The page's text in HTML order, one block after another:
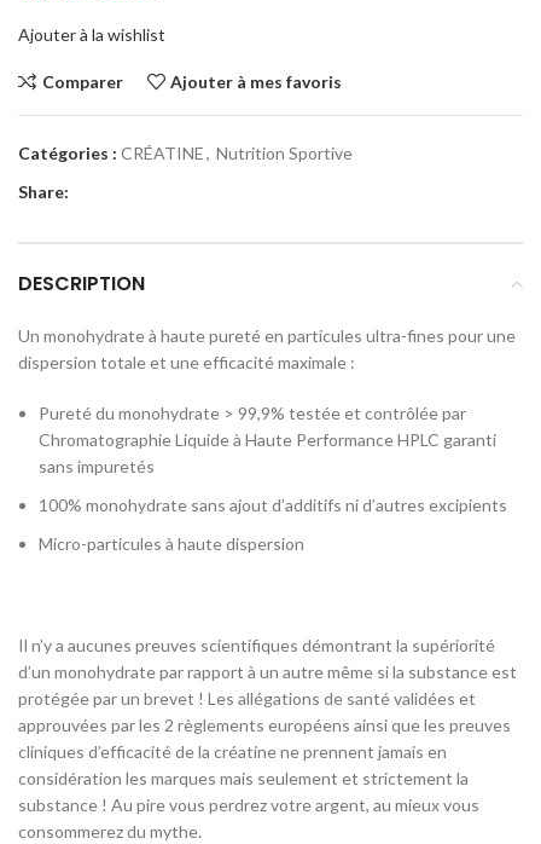
Ajouter à la wishlist
Comparer Ajouter à mes favoris
Catégories : CRÉATINE, Nutrition Sportive
Share:
DESCRIPTION
Un monohydrate à haute pureté en particules ultra-fines pour une
dispersion totale et une efficacité maximale :
Pureté du monohydrate > 99,9% testée et contrôlée par
Chromatographie Liquide à Haute Performance HPLC garanti
sans impuretés
100% monohydrate sans ajout d’additifs ni d’autres excipients
Micro-particules à haute dispersion
Il n’y a aucunes preuves scientifiques démontrant la supériorité
d’un monohydrate par rapport à un autre même si la substance est
protégée par un brevet ! Les allégations de santé validées et
approuvées par les 2 règlements européens ainsi que les preuves
cliniques d’efficacité de la créatine ne prennent jamais en
considération les marques mais seulement et strictement la
substance ! Au pire vous perdrez votre argent, au mieux vous
consommerez du mythe.